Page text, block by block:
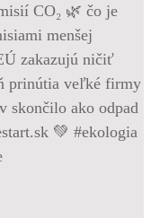
CO₂ 🌿 čo je
menšej
zakazujú ničiť
prinútia veľké firmy
skončilo ako odpad
💚 #ekologia